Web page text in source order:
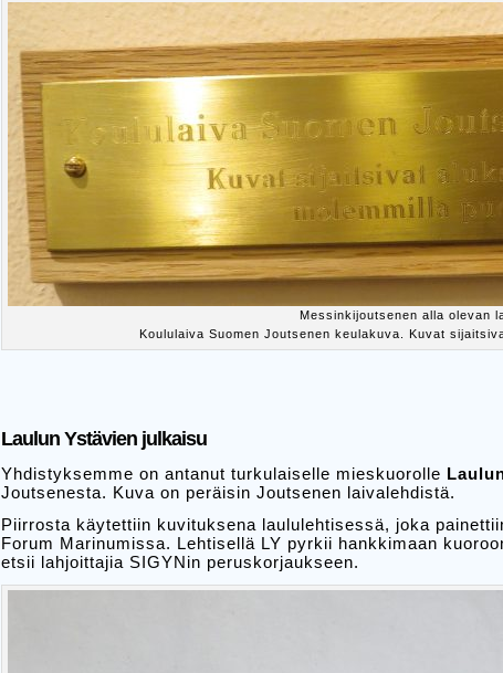
Messinkijoutsenen alla olevan
Koululaiva Suomen Joutsenen keulakuva. Kuvat
Laulun Ystävien julkaisu
Yhdistyksemme on antanut turkulaiselle mieskuorolle
Joutsenesta. Kuva on peräisin Joutsenen laivalehdistä.
Piirrosta käytettiin kuvituksena laululehtisessä, joka
Forum Marinumissa. Lehtisellä LY pyrkii hankkimaan
etsii lahjoittajia SIGYNin peruskorjaukseen.